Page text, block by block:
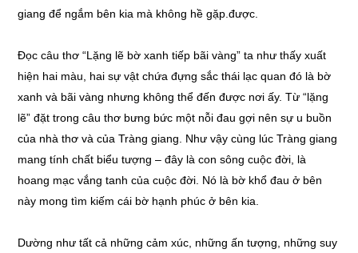
giang để ngắm bên kia mà không hề gặp.được.
Đọc câu thơ “Lặng lẽ bờ xanh tiếp bãi vàng” ta như thấy xuất
hiện hai màu, hai sự vật chứa đựng sắc thái lạc quan đó là bờ
xanh và bãi vàng nhưng không thể đến được nơi ấy. Từ “lặng
lẽ” đặt trong câu thơ bưng bức một nỗi đau gợi nên sự u buồn
của nhà thơ và của Tràng giang. Như vậy cùng lúc Tràng giang
mang tính chất biểu tượng – đây là con sông cuộc đời, là
hoang mạc vắng tanh của cuộc đời. Nó là bờ khổ đau ở bên
này mong tìm kiếm cái bờ hạnh phúc ở bên kia.
Dường như tất cả những cảm xúc, những ấn tượng, những suy